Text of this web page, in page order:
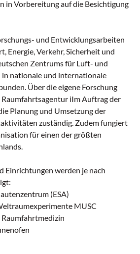
in Vorbereitung auf die Besichtigung
und Entwicklungsarbeiten
Energie, Verkehr, Sicherheit und
Zentrums für Luft- und
in nationale und internationale
Über die eigene Forschung
Raumfahrtsagentur iIm Auftrag der
Planung und Umsetzung der
zuständig. Zudem fungiert
für einen der größten
Einrichtungen werden je nach
(ESA)
MUSC